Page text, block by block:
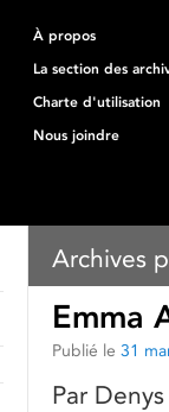
À propos
La section des
Charte d'utilisation
Nous joindre
Archives
Emma
Publié le 31
Par